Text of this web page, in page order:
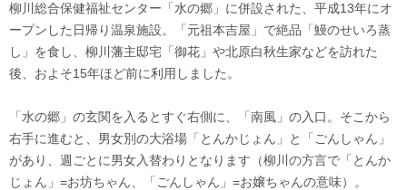
柳川総合保健福祉センター「水の郷」に併設された、平成13年にオ
ープンした日帰り温泉施設。「元祖本吉屋」で絶品「鰻のせいろ蒸
し」を食し、柳川藩主邸宅「御花」や北原白秋生家などを訪れた
後、およそ15年ほど前に利用しました。
「水の郷」の玄関を入るとすぐ右側に、「南風」の入口。そこから
右手に進むと、男女別の大浴場「とんかじょん」と「ごんしゃん」
があり、週ごとに男女入替わりとなります（柳川の方言で「とんか
じょん」=お坊ちゃん、「ごんしゃん」=お嬢ちゃんの意味）。